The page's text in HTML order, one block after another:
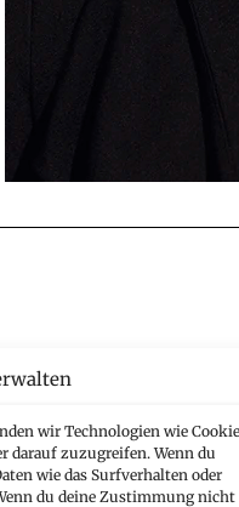
wir Technologien wie
darauf zuzugreifen. Wenn du
wie das Surfverhalten oder
du deine Zustimmung nicht